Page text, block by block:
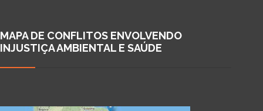
MAPA DE CONFLITOS ENVOLVENDO
INJUSTIÇA AMBIENTAL E SAÚDE